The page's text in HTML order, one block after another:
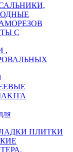
С
,
ПЛИТКИ